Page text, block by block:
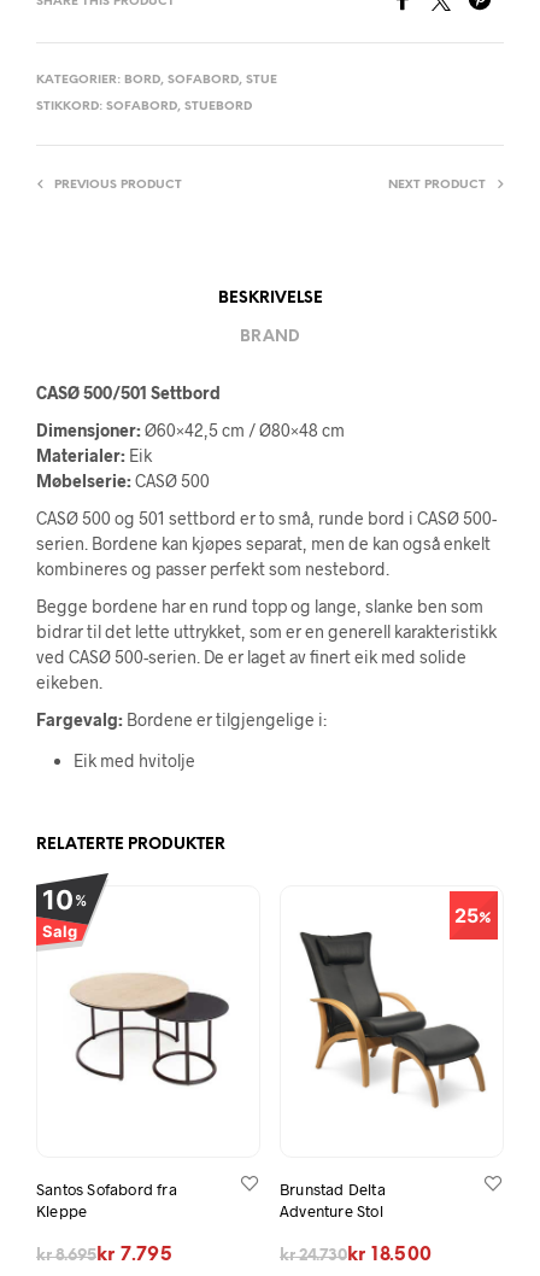
KATEGORIER: BORD, SOFABORD, STUE
STIKKORD: SOFABORD, STUEBORD
PREVIOUS PRODUCT NEXT PRODUCT
BESKRIVELSE
BRAND
CASØ 500/501 Settbord
Dimensjoner:Ø60×42,5 cm / Ø80×48 cm
Materialer: Eik
Møbelserie:CASØ 500
CASØ 500 og 501 settbord er to små, runde bord i CASØ 500-
serien. Bordene kan kjøpes separat, men de kan også enkelt
kombineres og passer perfekt som nestebord.
Begge bordene har en rund topp og lange, slanke ben som
bidrar til det lette uttrykket, som er en generell karakteristikk
ved CASØ 500-serien. De er laget av finert eik med solide
eikeben.
Fargevalg: Bordene er tilgjengelige i:
Eik med hvitolje
RELATERTE PRODUKTER
10%
Salg
Santos Sofabord fra
Kleppe
kr8.695
Opprinnelig pris var: kr 8.695.
kr 7.795
Nåværende pris er: kr 7.795.
25
Brunstad Delta
Adventure Stol
kr24.730
Opprinnelig pris var: kr 24.730.
kr 18.500
Nåværende pris er: kr 18.500.